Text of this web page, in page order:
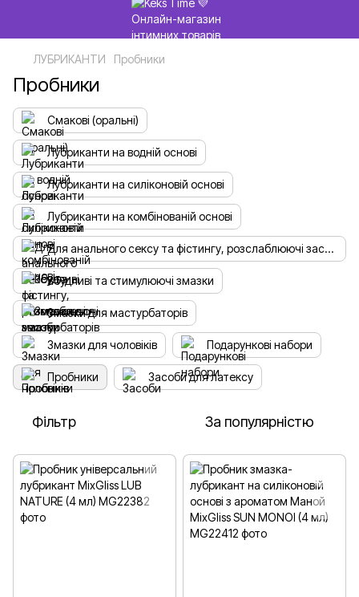
ЛУБРИКАНТИ Пробники
Пробники
Смакові (оральні)
Лубриканти на водній основі
Лубриканти на силіконовій основі
Лубриканти на комбінованій основі
Для анального сексу та фістингу, розслаблюючі засоби
Збудливі та стимулюючі змазки
Змазки для мастурбаторів
Змазки для чоловіків Подарункові набори
Пробники Засоби для латексу
Фільтр За популярністю